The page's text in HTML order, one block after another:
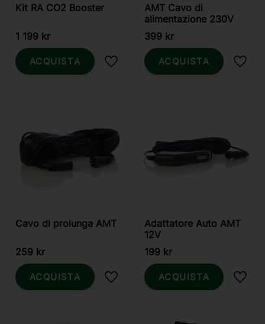
Kit RA CO2 Booster
1 199 kr
Aggiungi ai preferiti
ACQUISTA
AMT Cavo di
alimentazione 230V
399 kr
ACQUISTA
Cavo di prolunga AMT
259 kr
Aggiungi ai preferiti
ACQUISTA
Adattatore Auto AMT
12V
199 kr
ACQUISTA